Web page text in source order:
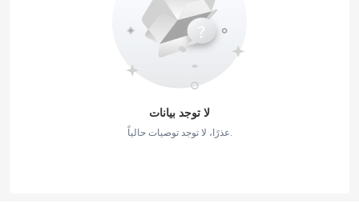
لا توجد بيانات
عذرًا، لا توجد توصيات حالياً.